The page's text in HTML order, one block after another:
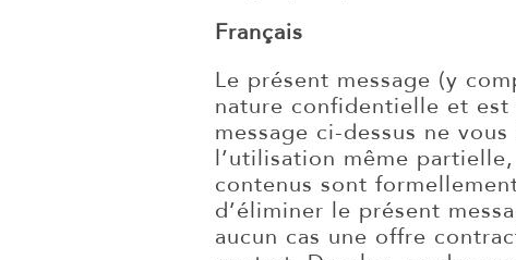
Français
Le présent message (y
nature confidentielle et
message ci-dessus ne
l’utilisation même
contenus sont
d’éliminer le présent
aucun cas une offre